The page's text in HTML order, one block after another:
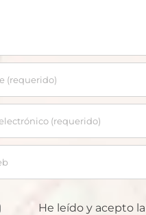
He leído y acepto la